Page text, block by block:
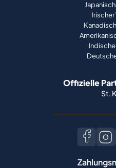
Offizielle
St.